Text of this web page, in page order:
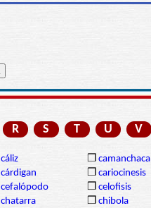
R S T U V
cáliz ❒ camanchaca
cárdigan ❒ cariocinesis
cefalópodo ❒ celofisis
chatarra ❒ chibola